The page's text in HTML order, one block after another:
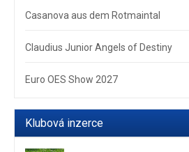
Casanova aus dem Rotmaintal
Claudius Junior Angels of Destiny
Euro OES Show 2027
Klubová inzerce